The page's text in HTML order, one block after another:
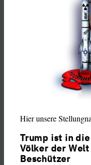
Hier unsere
Trump ist in
Völker der
Beschützer